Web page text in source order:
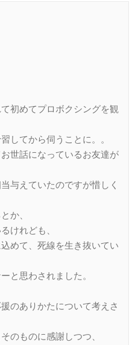
初めてプロボクシングを観
してから伺うことに。。
世話になっているお友達が
与えていたのですが惜しく
か、
けれども、
めて、死線を生き抜いてい
と思わされました。
のありかたについて考えさ
のものに感謝しつつ、